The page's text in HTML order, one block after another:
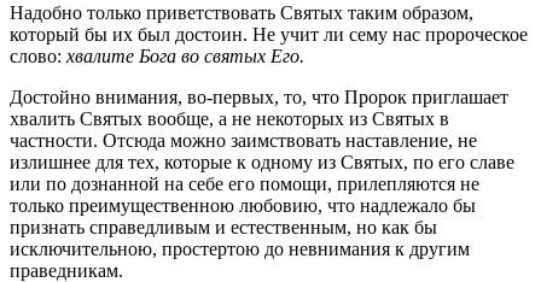
Надобно только приветствовать Святых таким образом,
который бы их был достоин. Не учит ли сему нас пророческое
слово: хвалите Бога во святых Его.
Достойно внимания, во-первых, то, что Пророк приглашает
хвалить Святых вообще, а не некоторых из Святых в
частности. Отсюда можно заимствовать наставление, не
излишнее для тех, которые к одному из Святых, по его славе
или по дознанной на себе его помощи, прилепляются не
только преимущественною любовию, что надлежало бы
признать справедливым и естественным, но как бы
исключительною, простертою до невнимания к другим
праведникам.